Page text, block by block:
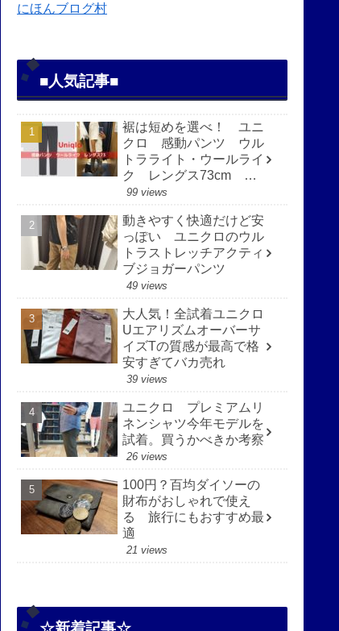
にほんブログ村
■人気記事■
裾は短めを選べ！ ユニ
クロ 感動パンツ ウル
トラライト・ウールライ
ク レングス73cm 快
適で見た目もすっきり
99 views
動きやすく快適だけど安
っぽい ユニクロのウル
トラストレッチアクティ
ブジョガーパンツ
49 views
大人気！全試着ユニクロ
Uエアリズムオーバーサ
イズTの質感が最高で格
安すぎてバカ売れ
39 views
ユニクロ プレミアムリ
ネンシャツ今年モデルを
試着。買うかべきか考察
26 views
100円？百均ダイソーの
財布がおしゃれで使え
る 旅行にもおすすめ最
適
21 views